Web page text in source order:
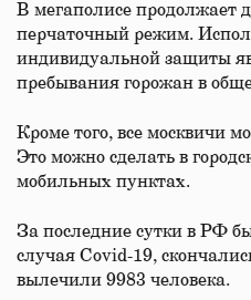
В мегаполисе продолжает
перчаточный режим.
индивидуальной защиты
пребывания горожан в
Кроме того, все москвичи
Это можно сделать в
мобильных пунктах.
За последние сутки в РФ
случая Covid-19,
вылечили 9983 человека.